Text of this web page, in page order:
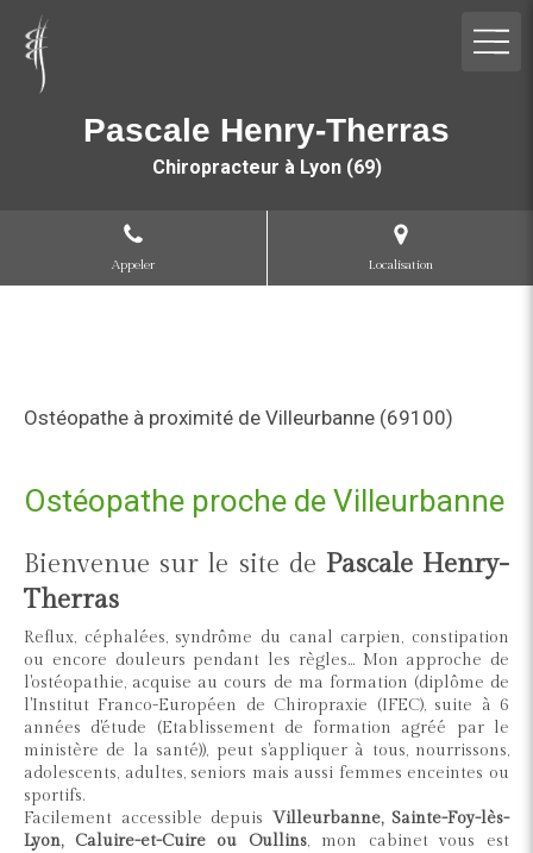
Pascale Henry-Therras
Chiropracteur à Lyon (69)
Appeler Localisation
Ostéopathe à proximité de Villeurbanne (69100)
Ostéopathe proche de Villeurbanne
Bienvenue sur le site de Pascale Henry-
Therras
Reflux, céphalées, syndrôme du canal carpien, constipation
ou encore douleurs pendant les règles... Mon approche de
l'ostéopathie, acquise au cours de ma formation (diplôme de
l'Institut Franco-Européen de Chiropraxie (IFEC), suite à 6
années d'étude (Etablissement de formation agréé par le
ministère de la santé)), peut s'appliquer à tous, nourrissons,
adolescents, adultes, seniors mais aussi femmes enceintes ou
sportifs.
Facilement accessible depuis Villeurbanne, Sainte-Foy-lès-
Lyon, Caluire-et-Cuire ou Oullins, mon cabinet vous est